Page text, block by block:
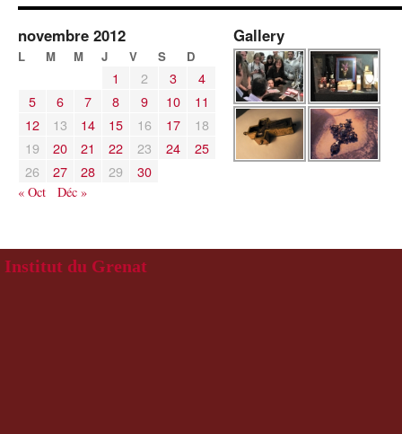
novembre 2012
L M M J V S D
1 2 3
4
5
6 7 8 9 10
11
12
13 14 15 16 17
18
19
20 21 22 23 24
25
26
27 28 29 30
« Oct Déc »
Gallery
Institut du Grenat